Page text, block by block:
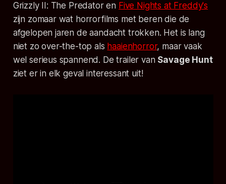
Grizzly II: The Predatoren Five Nights at Freddy's
zijn zomaar wat horrorfilms met beren die de
afgelopen jaren de aandacht trokken. Het is lang
niet zo over-the-top als haaienhorror, maar vaak
wel serieus spannend. De trailer van Savage Hunt
ziet er in elk geval interessant uit!